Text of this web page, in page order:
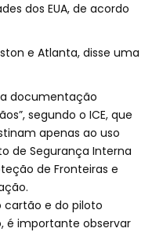
dos EUA, de acordo
e Atlanta, disse uma
documentação
segundo o ICE, que
apenas ao uso
de Segurança Interna
de Fronteiras e
cartão e do piloto
é importante observar